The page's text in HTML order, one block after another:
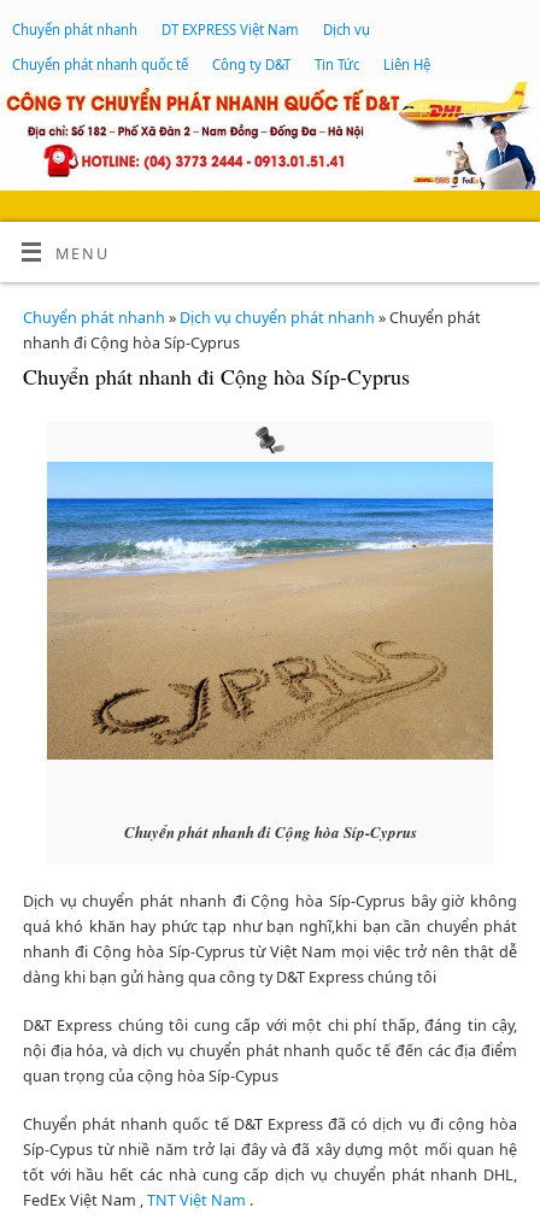
Chuyển phát nhanh DT EXPRESS Việt Nam
Dịch vụ
Chuyển phát nhanh quốc tế
Công ty D&T Tin Tức Liên Hệ
MENU
Chuyển phát nhanh » Dịch vụ chuyển phát nhanh » Chuyển phát
nhanh đi Cộng hòa Síp-Cyprus
Chuyển phát nhanh đi Cộng hòa Síp-Cyprus
Chuyển phát nhanh đi Cộng hòa Síp-Cyprus
Dịch vụ chuyển phát nhanh đi Cộng hòa Síp-Cyprus bây giờ không
quá khó khăn hay phức tạp như bạn nghĩ,khi bạn cần chuyển phát
nhanh đi Cộng hòa Síp-Cyprus từ Việt Nam mọi việc trở nên thật dễ
dàng khi bạn gửi hàng qua công ty D&T Express chúng tôi
D&T Express chúng tôi cung cấp với một chi phí thấp, đáng tin cậy,
nội địa hóa, và dịch vụ chuyển phát nhanh quốc tế đến các địa điểm
quan trọng của cộng hòa Síp-Cypus
Chuyển phát nhanh quốc tế D&T Express đã có dịch vụ đi cộng hòa
Síp-Cypus từ nhiề năm trở lại đây và đã xây dựng một mối quan hệ
tốt với hầu hết các nhà cung cấp dịch vụ chuyển phát nhanh DHL,
FedEx Việt Nam ,TNT Việt Nam .